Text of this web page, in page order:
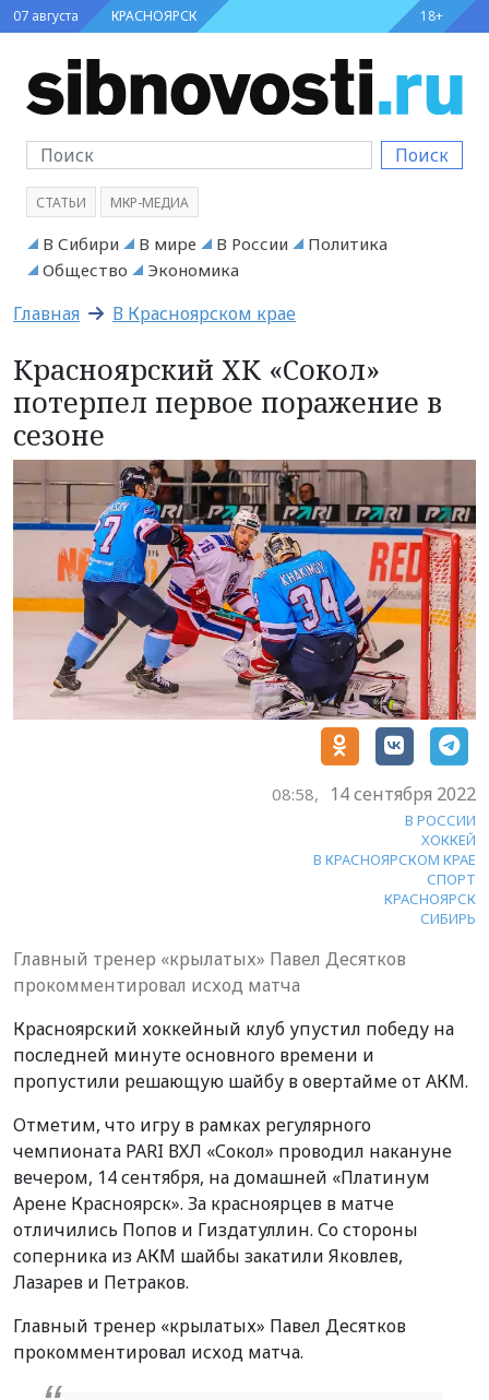
07 августа КРАСНОЯРСК 18+
Поиск
СТАТЬИ МКР-МЕДИА
В Сибири В мире В России
Политика
Общество
Экономика
Главная В Красноярском крае
Красноярский ХК «Сокол»
потерпел первое поражение в
сезоне
08:58, 14 сентября 2022
В РОССИИ
ХОККЕЙ
В КРАСНОЯРСКОМ КРАЕ
СПОРТ
КРАСНОЯРСК
СИБИРЬ
Главный тренер «крылатых» Павел Десятков
прокомментировал исход матча
Красноярский хоккейный клуб упустил победу на
последней минуте основного времени и
пропустили решающую шайбу в овертайме от АКМ.
Отметим, что игру в рамках регулярного
чемпионата PARI ВХЛ «Сокол» проводил накануне
вечером, 14 сентября, на домашней «Платинум
Арене Красноярск». За красноярцев в матче
отличились Попов и Гиздатуллин. Со стороны
соперника из АКМ шайбы закатили Яковлев,
Лазарев и Петраков.
Главный тренер «крылатых» Павел Десятков
прокомментировал исход матча.